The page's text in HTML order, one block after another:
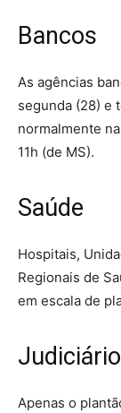
Bancos
As agências
segunda (28) e
normalmente
11h (de MS).
Saúde
Hospitais,
Regionais de
em escala de
Judiciário
Apenas o